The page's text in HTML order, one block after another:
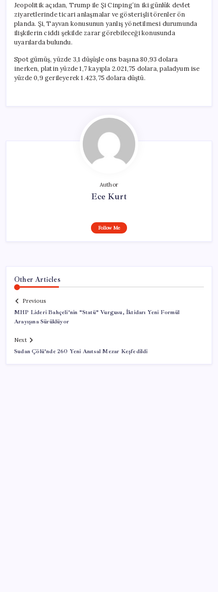
Jeopolitik açıdan, Trump ile Şi Cinping’in iki günlük devlet
ziyaretlerinde ticari anlaşmalar ve gösterişli törenler ön
planda. Şi, Tayvan konusunun yanlış yönetilmesi durumunda
ilişkilerin ciddi şekilde zarar görebileceği konusunda
uyarılarda bulundu.
Spot gümüş, yüzde 3,1 düşüşle ons başına 80,93 dolara
inerken, platin yüzde 1,7 kayıpla 2.021,75 dolara, paladyum ise
yüzde 0,9 gerileyerek 1.423,75 dolara düştü.
Author
Ece Kurt
Follow Me
Other Articles
Previous
MHP Lideri Bahçeli’nin “Statü” Vurgusu, İktidarı Yeni Formül
Arayışına Sürüklüyor
Next
Sudan Çölü’nde 260 Yeni Anıtsal Mezar Keşfedildi